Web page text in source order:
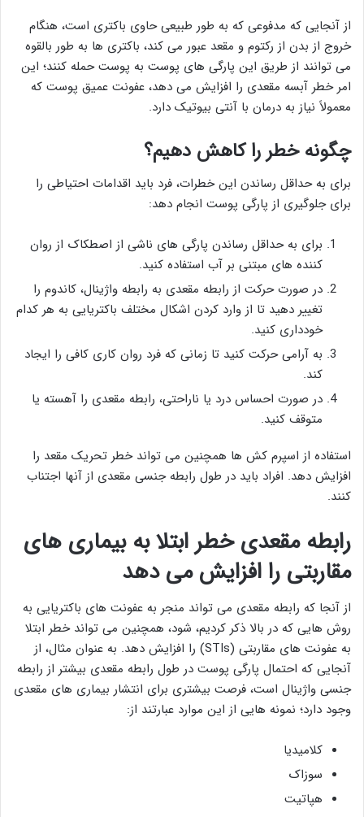
از آنجایی که مدفوعی که به طور طبیعی حاوی باکتری است، هنگام
خروج از بدن از رکتوم و مقعد عبور می کند، باکتری ها به طور بالقوه
می توانند از طریق این پارگی های پوست به پوست حمله کنند؛ این
امر خطر آبسه مقعدی را افزایش می دهد، عفونت عمیق پوست که
معمولاً نیاز به درمان با آنتی بیوتیک دارد.
چگونه خطر را کاهش دهیم؟
برای به حداقل رساندن این خطرات، فرد باید اقدامات احتیاطی را
برای جلوگیری از پارگی پوست انجام دهد:
برای به حداقل رساندن پارگی های ناشی از اصطکاک از روان
کننده های مبتنی بر آب استفاده کنید.
در صورت حرکت از رابطه مقعدی به رابطه واژینال، کاندوم را
تغییر دهید تا از وارد کردن اشکال مختلف باکتریایی به هر کدام
خودداری کنید.
به آرامی حرکت کنید تا زمانی که فرد روان کاری کافی را ایجاد
کند.
در صورت احساس درد یا ناراحتی، رابطه مقعدی را آهسته یا
متوقف کنید.
استفاده از اسپرم کش ها همچنین می تواند خطر تحریک مقعد را
افزایش دهد. افراد باید در طول رابطه جنسی مقعدی از آنها اجتناب
کنند.
رابطه مقعدی خطر ابتلا به بیماری های
مقاربتی را افزایش می دهد
از آنجا که رابطه مقعدی می تواند منجر به عفونت های باکتریایی به
روش هایی که در بالا ذکر کردیم، شود، همچنین می تواند خطر ابتلا
به عفونت های مقاربتی (STIs) را افزایش دهد. به عنوان مثال، از
آنجایی که احتمال پارگی پوست در طول رابطه مقعدی بیشتر از رابطه
جنسی واژینال است، فرصت بیشتری برای انتشار بیماری های مقعدی
وجود دارد؛ نمونه هایی از این موارد عبارتند از:
کلامیدیا
سوزاک
هپاتیت